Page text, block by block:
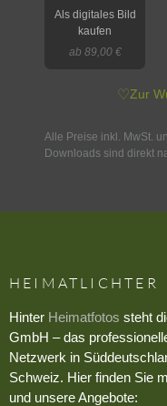
Als digitales Bild
kaufen
ab 89,00 €
♡Zur
Alle Preise inkl. MwSt.
Downloads sind direkt
HEIMATLICHTER
Hinter Heimatfotos steht
GmbH – das
Netzwerk in
Schweiz. Hier finden Sie
und unsere Angebote: